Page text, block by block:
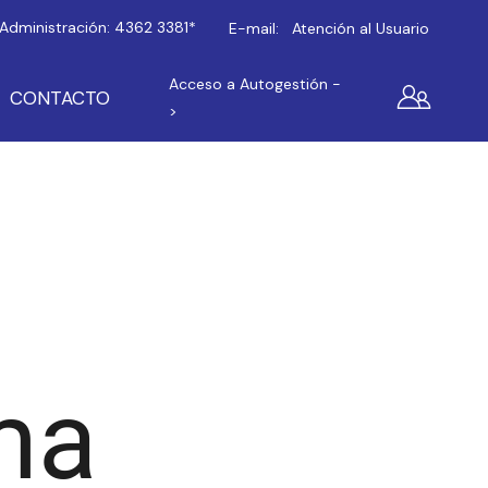
Administración: 4362 3381* E-mail: Atención al Usuario
CONTACTO
Acceso a Autogestión -
>